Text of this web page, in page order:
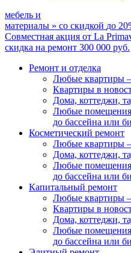
мебель и
материалы » со скидкой до
Совместная акция от La
скидка на ремонт 300 000 руб.
Ремонт и отделка
Любые квартиры
Квартиры в
Дома, коттеджи,
Любые помещения
до бассейна или
Косметический ремонт
Любые квартиры
Дома, коттеджи,
Любые помещения
до бассейна или
Капитальный ремонт
Любые квартиры
Квартиры в
Дома, коттеджи,
Любые помещения
до бассейна или